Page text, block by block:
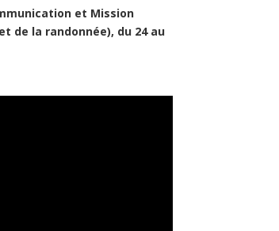
et Mission
de la randonnée), du 24 au